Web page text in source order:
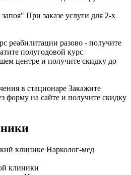
При заказе услуги для 2-х
реабилитации разово - получите
полугодовой курс
центре и получите скидку до
в стационаре Закажите
форму на сайте и получите скидку